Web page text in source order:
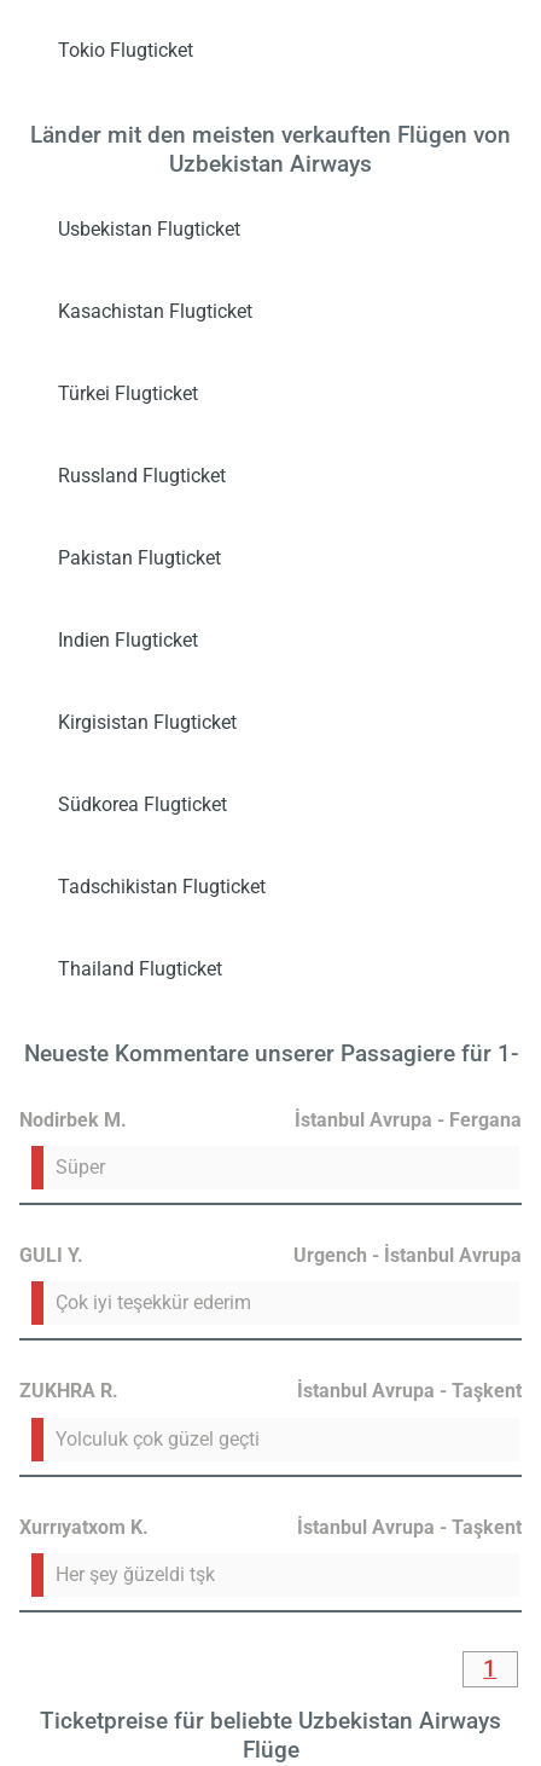
Tokio Flugticket
Länder mit den meisten verkauften Flügen von
Uzbekistan Airways
Usbekistan Flugticket
Kasachistan Flugticket
Türkei Flugticket
Russland Flugticket
Pakistan Flugticket
Indien Flugticket
Kirgisistan Flugticket
Südkorea Flugticket
Tadschikistan Flugticket
Thailand Flugticket
Neueste Kommentare unserer Passagierefür 1-
Nodirbek M. İstanbul Avrupa - Fergana
Süper
GULI Y. Urgench - İstanbul Avrupa
Çok iyi teşekkür ederim
ZUKHRA R. İstanbul Avrupa - Taşkent
Yolculuk çok güzel geçti
Xurrıyatxom K. İstanbul Avrupa - Taşkent
Her şey ğüzeldi tşk
1
Ticketpreise für beliebte Uzbekistan Airways
Flüge